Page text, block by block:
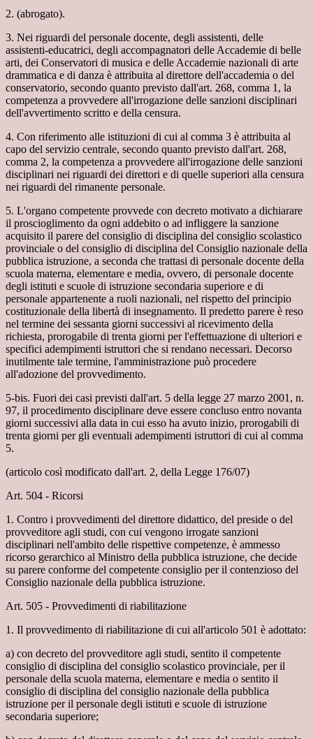
2. (abrogato).
3. Nei riguardi del personale docente, degli assistenti, delle
assistenti-educatrici, degli accompagnatori delle Accademie di belle
arti, dei Conservatori di musica e delle Accademie nazionali di arte
drammatica e di danza è attribuita al direttore dell'accademia o del
conservatorio, secondo quanto previsto dall'art. 268, comma 1, la
competenza a provvedere all'irrogazione delle sanzioni disciplinari
dell'avvertimento scritto e della censura.
4. Con riferimento alle istituzioni di cui al comma 3 è attribuita al
capo del servizio centrale, secondo quanto previsto dall'art. 268,
comma 2, la competenza a provvedere all'irrogazione delle sanzioni
disciplinari nei riguardi dei direttori e di quelle superiori alla censura
nei riguardi del rimanente personale.
5. L'organo competente provvede con decreto motivato a dichiarare
il proscioglimento da ogni addebito o ad infliggere la sanzione
acquisito il parere del consiglio di disciplina del consiglio scolastico
provinciale o del consiglio di disciplina del Consiglio nazionale della
pubblica istruzione, a seconda che trattasi di personale docente della
scuola materna, elementare e media, ovvero, di personale docente
degli istituti e scuole di istruzione secondaria superiore e di
personale appartenente a ruoli nazionali, nel rispetto del principio
costituzionale della libertà di insegnamento. Il predetto parere è reso
nel termine dei sessanta giorni successivi al ricevimento della
richiesta, prorogabile di trenta giorni per l'effettuazione di ulteriori e
specifici adempimenti istruttori che si rendano necessari. Decorso
inutilmente tale termine, l'amministrazione può procedere
all'adozione del provvedimento.
5-bis. Fuori dei casi previsti dall'art. 5 della legge 27 marzo 2001, n.
97, il procedimento disciplinare deve essere concluso entro novanta
giorni successivi alla data in cui esso ha avuto inizio, prorogabili di
trenta giorni per gli eventuali adempimenti istruttori di cui al comma
5.
(articolo così modificato dall'art. 2, della Legge 176/07)
Art. 504 - Ricorsi
1. Contro i provvedimenti del direttore didattico, del preside o del
provveditore agli studi, con cui vengono irrogate sanzioni
disciplinari nell'ambito delle rispettive competenze, è ammesso
ricorso gerarchico al Ministro della pubblica istruzione, che decide
su parere conforme del competente consiglio per il contenzioso del
Consiglio nazionale della pubblica istruzione.
Art. 505 - Provvedimenti di riabilitazione
1. Il provvedimento di riabilitazione di cui all'articolo 501 è adottato:
a) con decreto del provveditore agli studi, sentito il competente
consiglio di disciplina del consiglio scolastico provinciale, per il
personale della scuola materna, elementare e media o sentito il
consiglio di disciplina del consiglio nazionale della pubblica
istruzione per il personale degli istituti e scuole di istruzione
secondaria superiore;